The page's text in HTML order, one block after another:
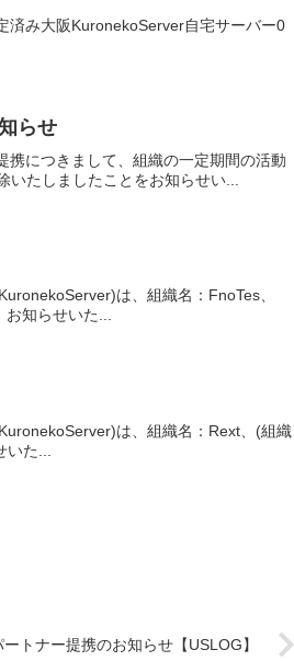
済み大阪KuronekoServer自宅サーバー0
らせ
につきまして、組織の一定期間の活動
たしましたことをお知らせい...
は、組織名：FnoTes、
お知らせいた...
は、組織名：Rext、(組織
た...
ートナー提携のお知らせ【USLOG】